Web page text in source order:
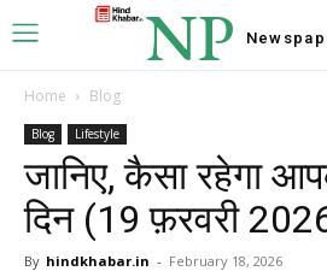
NP
Home Blog
Blog Lifestyle
जानिए, कैसा रहेगा
दिन (19 फ़रवरी
By hindkhabar.in - February 18, 2026